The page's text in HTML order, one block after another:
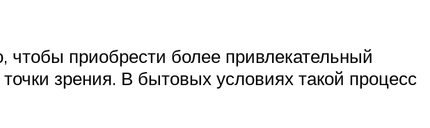
чтобы приобрести более привлекательный
зрения. В бытовых условиях такой процесс